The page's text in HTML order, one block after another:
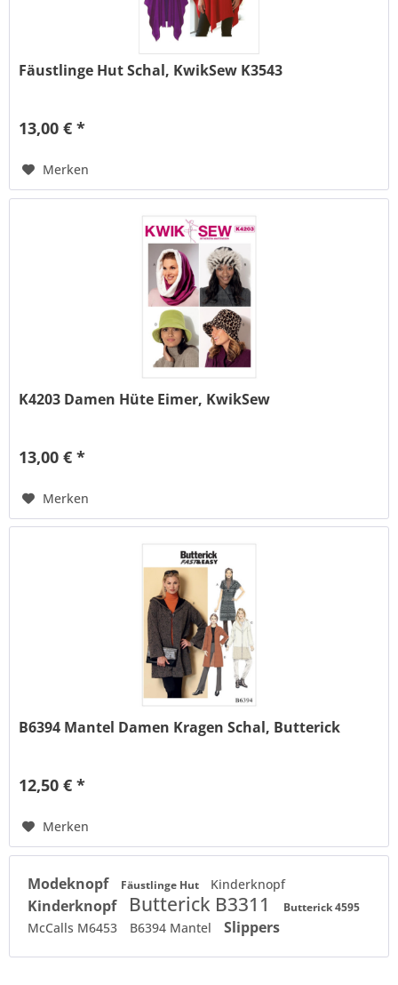
Fäustlinge Hut Schal, KwikSew K3543
13,00 € *
Merken
K4203 Damen Hüte Eimer, KwikSew
13,00 € *
Merken
B6394 Mantel Damen Kragen Schal, Butterick
12,50 € *
Merken
Modeknopf Fäustlinge Hut Kinderknopf
Kinderknopf Butterick B3311 Butterick 4595
McCalls M6453 B6394 Mantel Slippers